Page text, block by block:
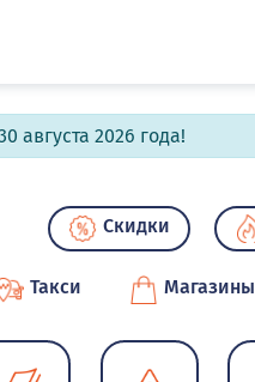
августа 2026 года!
Скидки
Такси Магазины